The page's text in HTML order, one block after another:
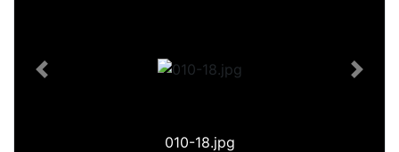
010-18.jpg
Previous Next